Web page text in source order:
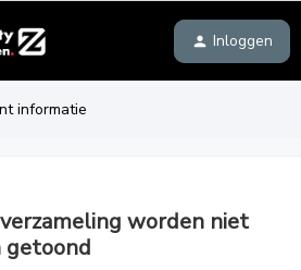
Inloggen
informatie
worden niet
getoond